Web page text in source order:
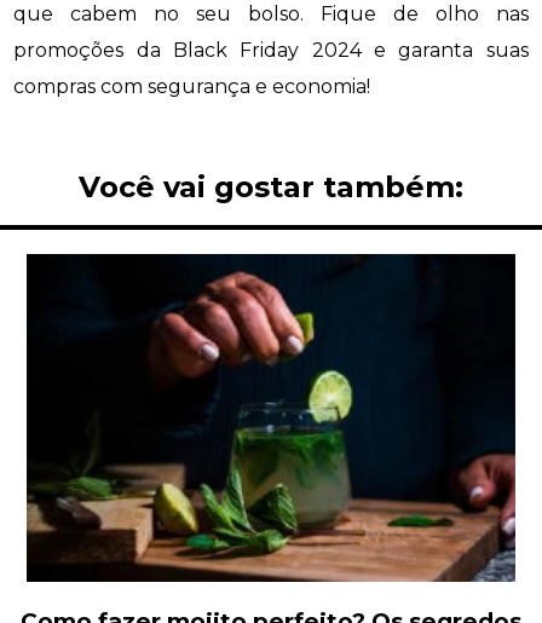
que cabem no seu bolso. Fique de olho nas
promoções da Black Friday 2024 e garanta suas
compras com segurança e economia!
Você vai gostar também: